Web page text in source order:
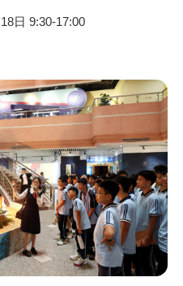
日 9:30-17:00